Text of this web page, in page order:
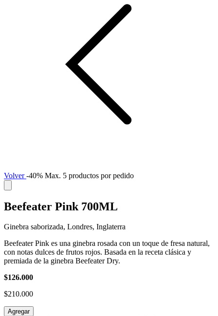
Volver-40% Max. 5 productos por pedido
Beefeater Pink 700ML
Ginebra saborizada, Londres, Inglaterra
Beefeater Pink es una ginebra rosada con un toque de fresa natural,
con notas dulces de frutos rojos. Basada en la receta clásica y
premiada de la ginebra Beefeater Dry.
$126.000
$210.000
Agregar